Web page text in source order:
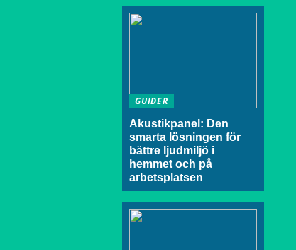
GUIDER
Akustikpanel: Den
smarta lösningen för
bättre ljudmiljö i
hemmet och på
arbetsplatsen